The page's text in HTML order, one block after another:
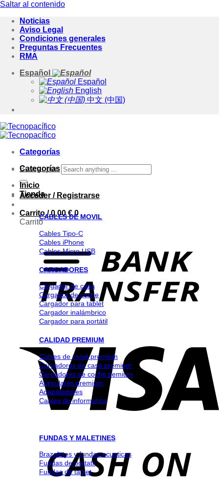
Saltar al contenido
Noticias
Aviso Legal
Condiciones generales
Preguntas Frecuentes
RMA
Español
Español
English
中文 (中国)
Categorías
Buscar por:
Acceder / Registrarse
Carrito /0.00€ 0
Carrito
Categorías
Inicio
Tienda
CABLES DE MOVIL
Cables Tipo-C
Cables iPhone
Cables Micro USB
CARGADORES
Cargador de casa
Cargador de coche
Cargador para tablet
Cargador inalámbrico
Cargador para portátil
CALIDAD PREMIUM
Cables de movil premium
Cargadores de casa premium
Cargadores de coche pemium
Auriculares premium
Adapatadores
Cables de informatica
FUNDAS Y MALETINES
Brazaletes y fundas acuaticas
Fundas de portatil
Fundas de tablet